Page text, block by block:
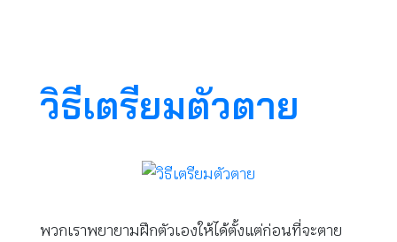
วิธีเตรียมตัวตาย
พวกเราพยายามฝึกตัวเองให้ได้ตั้งแต่ก่อนที่จะตาย